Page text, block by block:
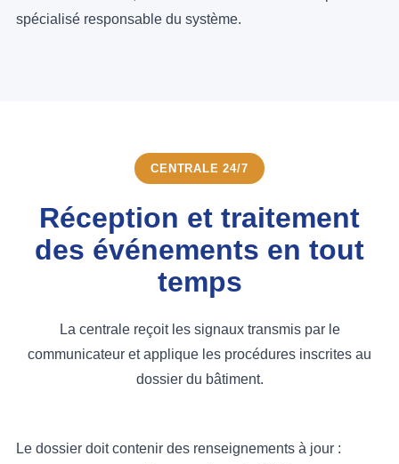
spécialisé responsable du système.
CENTRALE 24/7
Réception et traitement
des événements en tout
temps
La centrale reçoit les signaux transmis par le
communicateur et applique les procédures inscrites au
dossier du bâtiment.
Le dossier doit contenir des renseignements à jour :